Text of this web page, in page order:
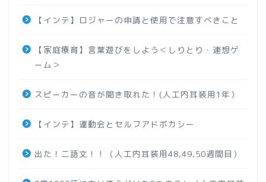
【インテ】ロジャーの申請と使用で注意すべきこと
【家庭療育】言葉遊びをしよう＜しりとり・連想ゲ
ーム＞
スピーカーの音が聞き取れた！(人工内耳装用1年）
【インテ】運動会とセルフアドボカシー
出た！二語文！！（人工内耳装用48,49,50週間目）